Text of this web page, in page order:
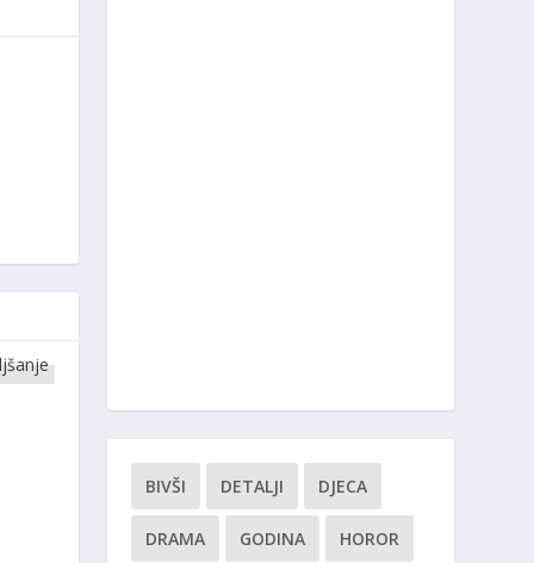
BIVŠI DETALJI DJECA
DRAMA GODINA HOROR